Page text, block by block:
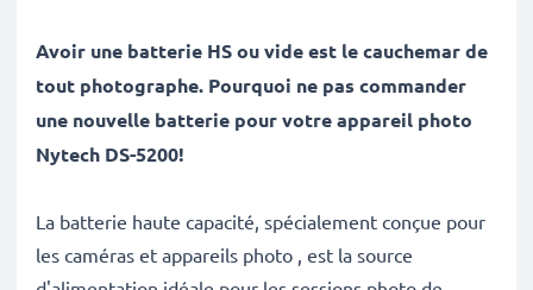
Avoir une batterie HS ou vide est le cauchemar de
tout photographe. Pourquoi ne pas commander
une nouvelle batterie pour votre appareil photo
Nytech DS-5200!
La batterie haute capacité, spécialement conçue pour
les caméras et appareils photo , est la source